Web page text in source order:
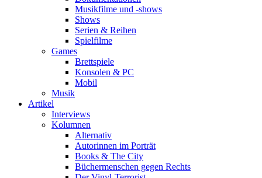
Musikfilme und -shows
Shows
Serien & Reihen
Spielfilme
Games
Brettspiele
Konsolen & PC
Mobil
Musik
Artikel
Interviews
Kolumnen
Alternativ
Autorinnen im Porträt
Books & The City
Büchermenschen gegen Rechts